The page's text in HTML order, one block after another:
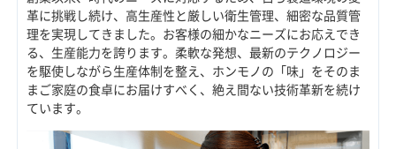
革に挑戦し続け、高生産性と厳しい衛生管理、細密な品質管
理を実現してきました。お客様の細かなニーズにお応えでき
る、生産能力を誇ります。柔軟な発想、最新のテクノロジー
を駆使しながら生産体制を整え、ホンモノの「味」をそのま
まご家庭の食卓にお届けすべく、絶え間ない技術革新を続け
ています。